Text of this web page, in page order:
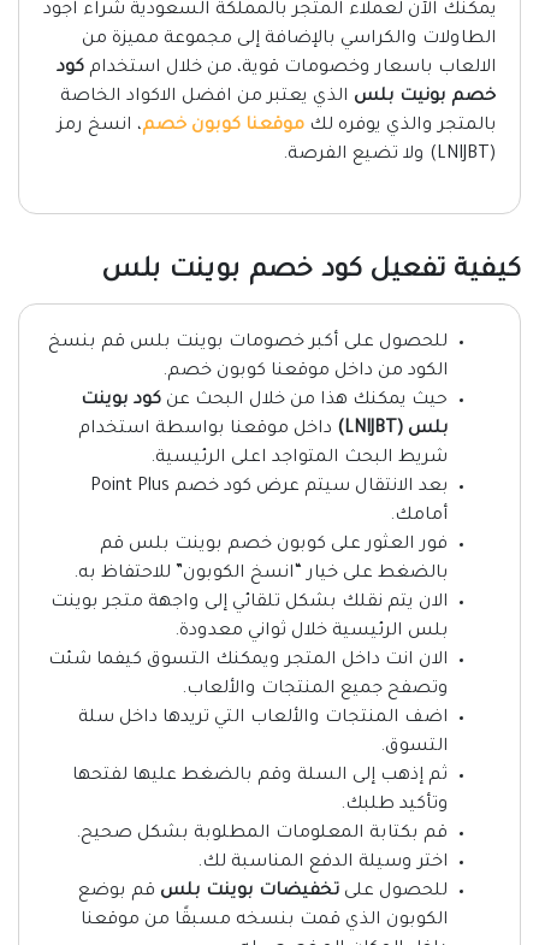
يمكنك الآن لعملاء المتجر بالمملكة السعودية شراء اجود
الطاولات والكراسي بالإضافة إلى مجموعة مميزة من
الالعاب باسعار وخصومات قوية، من خلال استخدام كود
خصم بونيت بلس الذي يعتبر من افضل الاكواد الخاصة
بالمتجر والذي يوفره لك موقعنا كوبون خصم، انسخ رمز
(LNIJBT) ولا تضيع الفرصة.
كيفية تفعيل كود خصم بوينت بلس
للحصول على أكبر خصومات بوينت بلس قم بنسخ
الكود من داخل موقعنا كوبون خصم.
حيث يمكنك هذا من خلال البحث عن كود بوينت
بلس (LNIJBT)
داخل موقعنا بواسطة استخدام
شريط البحث المتواجد اعلى الرئيسية.
بعد الانتقال سيتم عرض كود خصم Point Plus
أمامك.
فور العثور على كوبون خصم بوينت بلس قم
بالضغط على خيار “انسخ الكوبون” للاحتفاظ به.
الان يتم نقلك بشكل تلقائي إلى واجهة متجر بوينت
بلس الرئيسية خلال ثواني معدودة.
الان انت داخل المتجر ويمكنك التسوق كيفما شئت
وتصفح جميع المنتجات والألعاب.
اضف المنتجات والألعاب التي تريدها داخل سلة
التسوق.
ثم إذهب إلى السلة وقم بالضغط عليها لفتحها
وتأكيد طلبك.
قم بكتابة المعلومات المطلوبة بشكل صحيح.
اختر وسيلة الدفع المناسبة لك.
للحصول على تخفيضات بوينت بلس قم بوضع
الكوبون الذي قمت بنسخه مسبقًا من موقعنا